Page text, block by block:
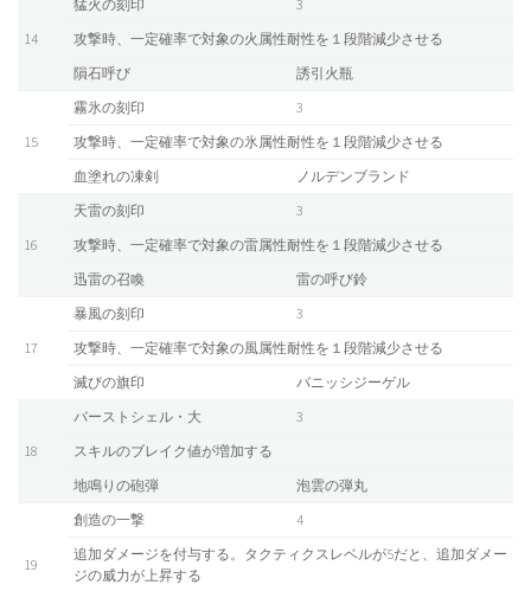
14
猛火の刻印
3
攻撃時、一定確率で対象の火属性耐性を１段階減少させる
隕石呼び
誘引火瓶
15
霧氷の刻印
3
攻撃時、一定確率で対象の氷属性耐性を１段階減少させる
血塗れの凍剣
ノルデンブランド
16
天雷の刻印
3
攻撃時、一定確率で対象の雷属性耐性を１段階減少させる
迅雷の召喚
雷の呼び鈴
17
暴風の刻印
3
攻撃時、一定確率で対象の風属性耐性を１段階減少させる
滅びの旗印
バニッシジーゲル
18
バーストシェル・大
3
スキルのブレイク値が増加する
地鳴りの砲弾
泡雲の弾丸
19
創造の一撃
4
追加ダメージを付与する。タクティクスレベルが5だと、追加ダメー
ジの威力が上昇する